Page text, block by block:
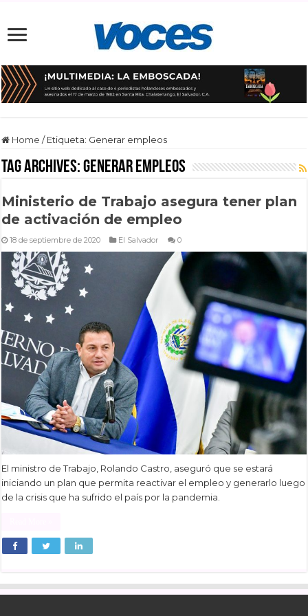
Home / Etiqueta: Generar empleos
Tag Archives:Generar empleos
Ministerio de Trabajo asegura tener plan
de activación de empleo
18 de septiembre de 2020 El Salvador 0
El ministro de Trabajo, Rolando Castro, aseguró que se estará
iniciando un plan que permita reactivar el empleo y generarlo luego
de la crisis que ha sufrido el país por la pandemia.